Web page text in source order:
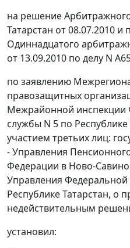
на решение
Татарстан от 08.07.2010 и
Одиннадцатого
от 13.09.2010 по делу N
по заявлению
правозащитных
Межрайонной инспекции
службы N 5 по Республике
участием третьих лиц:
- Управления
Федерации в Ново-
Управления
Республике Татарстан, о
недействительным
установил: